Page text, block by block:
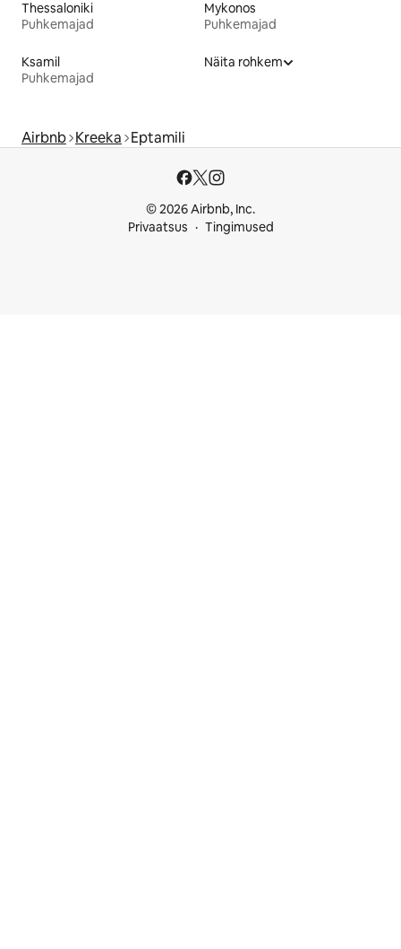
Thessaloniki
Puhkemajad
Mykonos
Puhkemajad
Ksamil
Puhkemajad
Näita rohkem
Airbnb Kreeka Eptamili
© 2026 Airbnb, Inc.
Privaatsus
Tingimused